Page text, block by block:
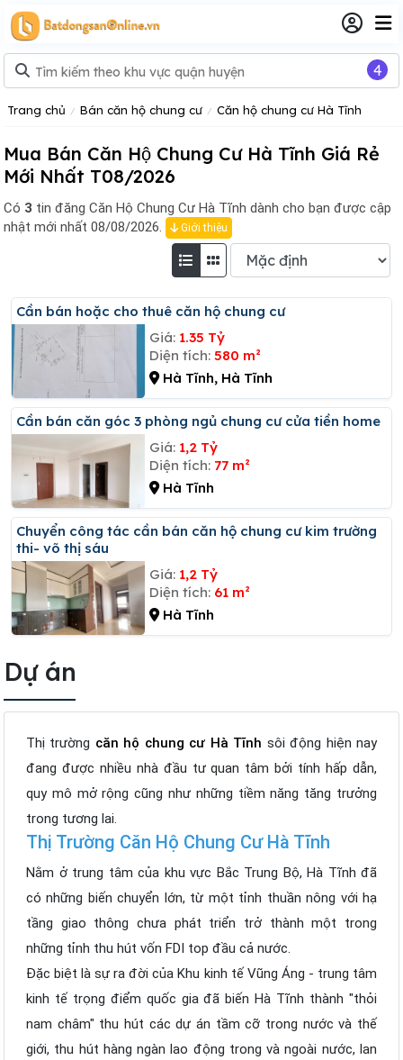
Trang chủ Bán căn hộ chung cư Căn hộ chung cư Hà Tĩnh
Mua Bán Căn Hộ Chung Cư Hà Tĩnh Giá Rẻ
Mới Nhất T08/2026
Có 3 tin đăng Căn Hộ Chung Cư Hà Tĩnh dành cho bạn được cập
nhật mới nhất 08/08/2026.
Giới thiệu
Cần bán hoặc cho thuê căn hộ chung cư
Giá: 1.35 Tỷ
Diện tích: 580 m²
Hà Tĩnh, Hà Tĩnh
Cần bán căn góc 3 phòng ngủ chung cư cửa tiền home
Giá: 1,2 Tỷ
Diện tích: 77 m²
Hà Tĩnh
Chuyển công tác cần bán căn hộ chung cư kim trường
thi- võ thị sáu
Giá: 1,2 Tỷ
Diện tích: 61 m²
Hà Tĩnh
Dự án
Thị trường căn hộ chung cư Hà Tĩnh sôi động hiện nay
đang được nhiều nhà đầu tư quan tâm bởi tính hấp dẫn,
quy mô mở rộng cũng như những tiềm năng tăng trưởng
trong tương lai.
Thị Trường Căn Hộ Chung Cư Hà Tĩnh
Nằm ở trung tâm của khu vực Bắc Trung Bộ, Hà Tĩnh đã
có những biến chuyển lớn, từ một tỉnh thuần nông với hạ
tầng giao thông chưa phát triển trở thành một trong
những tỉnh thu hút vốn FDI top đầu cả nước.
Đặc biệt là sự ra đời của Khu kinh tế Vũng Áng - trung tâm
kinh tế trọng điểm quốc gia đã biến Hà Tĩnh thành "thỏi
nam châm" thu hút các dự án tầm cỡ trong nước và thế
giới, thu hút hàng ngàn lao động trong và ngoài nước, lan
4